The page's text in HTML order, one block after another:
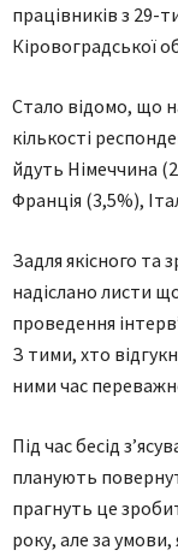
працівників з 29-
Кіровоградської
Стало відомо, що
кількості
йдуть Німеччина
Франція (3,5%),
Задля якісного та
надіслано листи
проведення
З тими, хто
ними час
Під час бесід
планують
прагнуть це
року, але за